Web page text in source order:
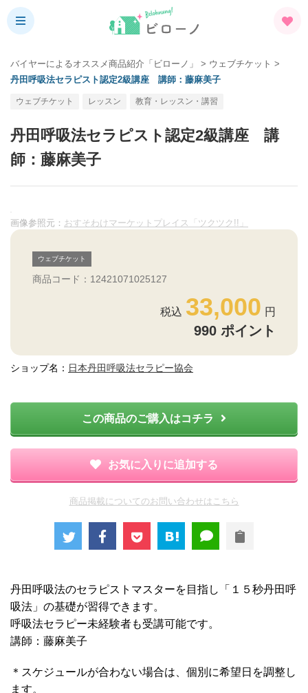
バイヤーによるオススメ商品紹介「ビローノ」 > ウェブチケット >
丹田呼吸法セラピスト認定2級講座 講師：藤麻美子
ウェブチケット レッスン 教育・レッスン・講習
丹田呼吸法セラピスト認定2級講座 講
師：藤麻美子
画像参照元： おすそわけマーケットプレイス「ツクツク!!」
ウェブチケット
商品コード：12421071025127
33,000
990 ポイント
ショップ名： 日本丹田呼吸法セラピー協会
この商品のご購入はコチラ
お気に入りに追加する
商品掲載についてのお問い合わせはこちら
丹田呼吸法のセラピストマスターを目指し「１５秒丹田呼
吸法」の基礎が習得できます。
呼吸法セラピー未経験者も受講可能です。
講師：藤麻美子
＊スケジュールが合わない場合は、個別に希望日を調整し
ます。